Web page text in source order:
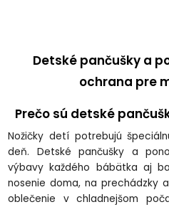
Detské pančušky a
ochrana pre
Prečo sú detské
Nožičky detí potrebujú
deň. Detské pančušky a
výbavy každého bábätka aj
nosenie doma, na prechádzky
oblečenie v chladnejšom